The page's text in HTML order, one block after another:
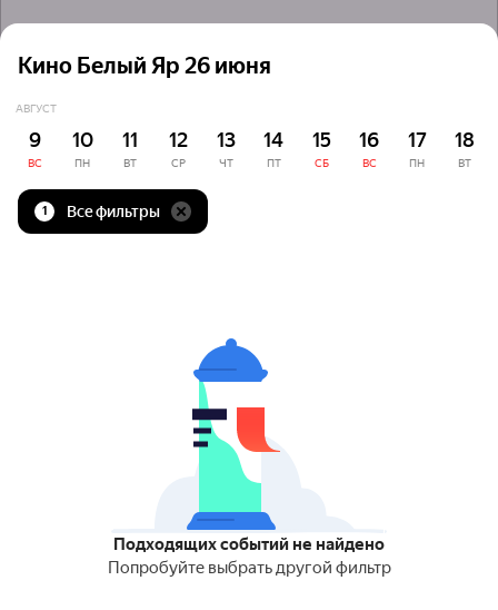
Кино Белый Яр 26 июня
АВГУСТ
9
ВС
10
ПН
11
ВТ
12
СР
13
ЧТ
14
ПТ
15
СБ
16
ВС
17
ПН
18
ВТ
1 Все фильтры
Подходящих событий не найдено
Попробуйте выбрать другой фильтр